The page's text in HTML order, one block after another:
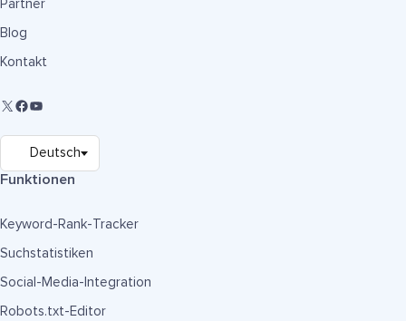
Partner
Blog
Kontakt
Funktionen
Keyword-Rank-Tracker
Suchstatistiken
Social-Media-Integration
Robots.txt-Editor